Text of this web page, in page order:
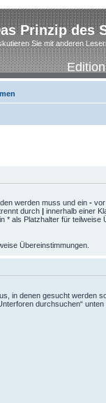
Prinzip des
Sie mit anderen
werden muss und ein - vor
durch | innerhalb einer
* als Platzhalter für teilweise
Übereinstimmungen.
in denen gesucht werden
durchsuchen“ unten